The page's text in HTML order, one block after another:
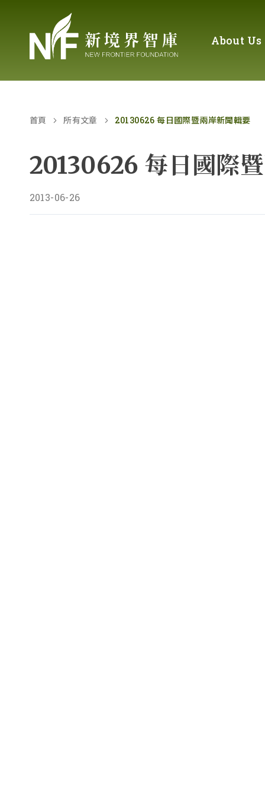
About Us
首頁 所有文章 20130626 每日國際暨兩岸新聞輯要
20130626 每日國際
2013-06-26